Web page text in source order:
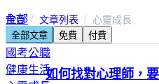
全部
教師資格考＆甄試
國考公職
健康生活
首頁 文章列表
心靈成長
全部文章
免費 付費
如何找對心理師，